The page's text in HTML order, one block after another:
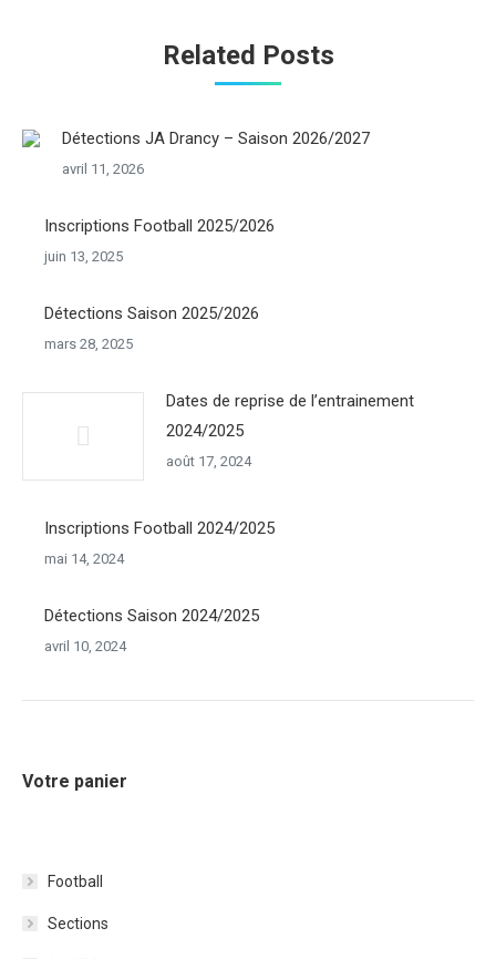
Related Posts
Détections JA Drancy – Saison 2026/2027
avril 11, 2026
Inscriptions Football 2025/2026
juin 13, 2025
Détections Saison 2025/2026
mars 28, 2025
Dates de reprise de l’entrainement
2024/2025
août 17, 2024
Inscriptions Football 2024/2025
mai 14, 2024
Détections Saison 2024/2025
avril 10, 2024
Votre panier
Football
Sections